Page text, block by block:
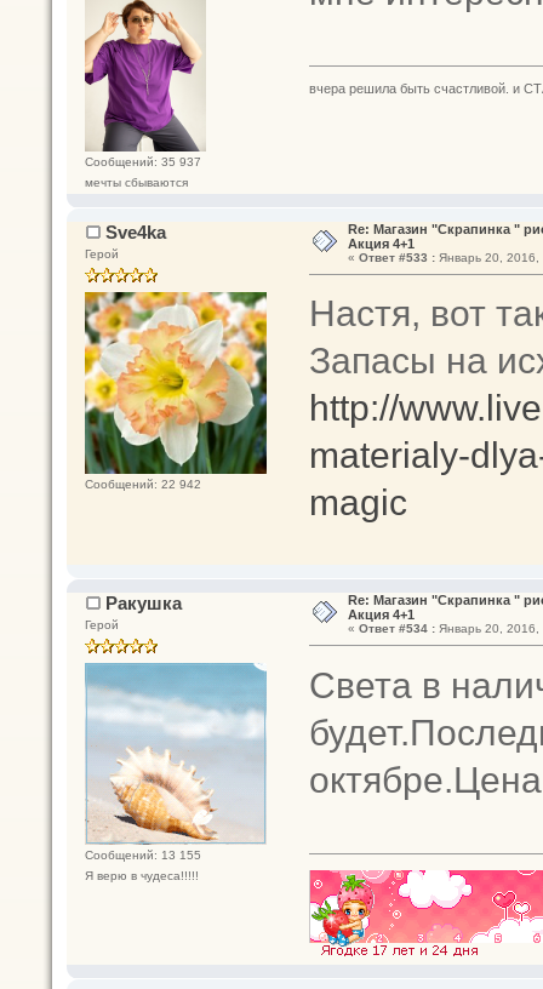
Сообщений: 35 937
мечты сбываются
вчера решила быть счастливой. и
Sve4ka
Герой
Сообщений: 22 942
Re: Магазин "Скрапинка "
Акция 4+1
« Ответ #533 :Январь 20, 2016,
Настя, вот
Запасы на
http://
materialy-
magic
Ракушка
Герой
Сообщений: 13 155
Я верю в чудеса!!!!!
Re: Магазин "Скрапинка "
Акция 4+1
« Ответ #534 :Январь 20, 2016,
Света в